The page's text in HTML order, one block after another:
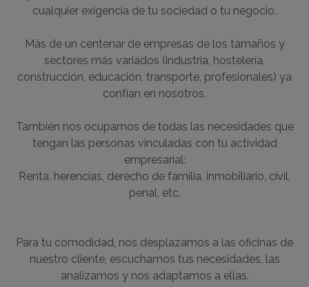
cualquier exigencia de tu sociedad o tu negocio.
Más de un centenar de empresas de los tamaños y
sectores más variados (industria, hostelería,
construcción, educación, transporte, profesionales) ya
confían en nosotros.
También nos ocupamos de todas las necesidades que
tengan las personas vinculadas con tu actividad
empresarial:
Renta, herencias, derecho de familia, inmobiliario, civil,
penal, etc.
Para tu comodidad, nos desplazamos a las oficinas de
nuestro cliente, escuchamos tus necesidades, las
analizamos y nos adaptamos a ellas.